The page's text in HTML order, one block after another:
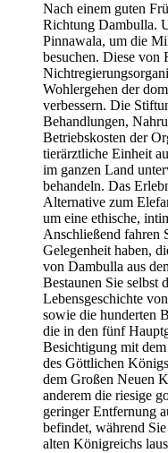
Nach einem guten
Richtung Dambulla.
Pinnawala, um die
besuchen. Diese von
Wohlergehen der
verbessern. Die
Behandlungen,
Betriebskosten der
tierärztliche Einheit
im ganzen Land
behandeln. Das
Alternative zum
um eine ethische,
Anschließend fahren
Gelegenheit haben,
von Dambulla aus
Bestaunen Sie selbst
Lebensgeschichte
sowie die hunderten
die in den fünf
Besichtigung mit
des Göttlichen
dem Großen Neuen
anderem die riesige
geringer Entfernung
befindet, während
alten Königreichs